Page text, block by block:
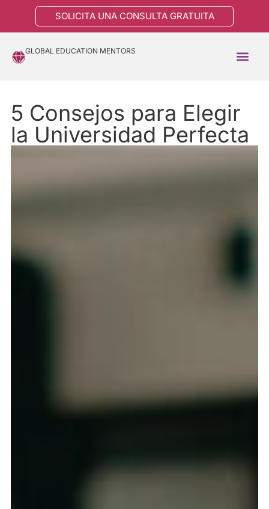
SOLICITA UNA CONSULTA GRATUITA
GLOBAL EDUCATION MENTORS
5 Consejos para Elegir
la Universidad Perfecta